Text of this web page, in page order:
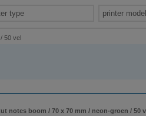
type printer model
50 vel
notes boom / 70 x 70 mm / neon-groen / 50